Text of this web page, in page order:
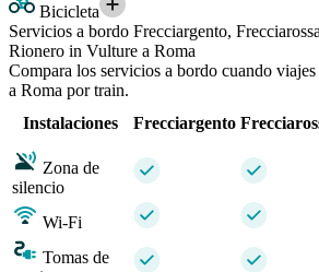
Bicicleta
Servicios a bordo Frecciargento,
Rionero in Vulture a Roma
Compara los servicios a bordo cuando
a Roma por train.
Instalaciones
Frecciargento
Zona de
silencio
Wi-Fi
Tomas de